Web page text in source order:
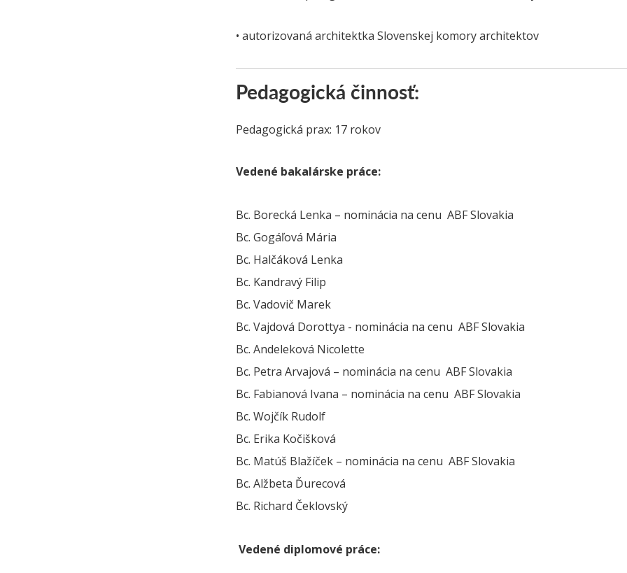
• autorizovaná architektka Slovenskej komory architektov
Pedagogická činnosť:
Pedagogická prax: 17 rokov
Vedené bakalárske práce:
Bc. Borecká Lenka – nominácia na cenu ABF Slovakia
Bc. Gogáľová Mária
Bc. Halčáková Lenka
Bc. Kandravý Filip
Bc. Vadovič Marek
Bc. Vajdová Dorottya - nominácia na cenu ABF Slovakia
Bc. Andeleková Nicolette
Bc. Petra Arvajová – nominácia na cenu ABF Slovakia
Bc. Fabianová Ivana – nominácia na cenu ABF Slovakia
Bc. Wojčík Rudolf
Bc. Erika Kočišková
Bc. Matúš Blažíček – nominácia na cenu ABF Slovakia
Bc. Alžbeta Ďurecová
Bc. Richard Čeklovský
Vedené diplomové práce: